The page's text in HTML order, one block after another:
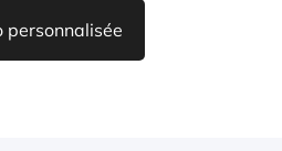
personnalisée